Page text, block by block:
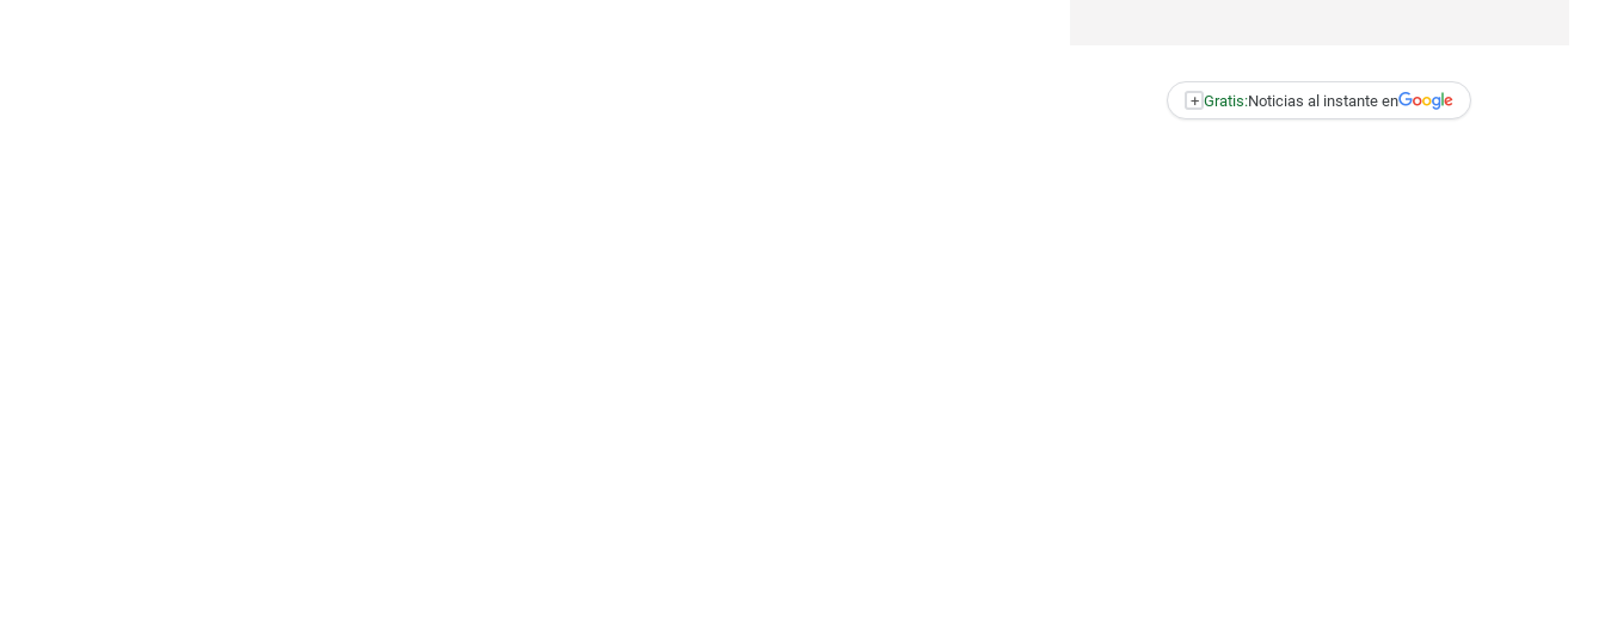
+ Gratis:Noticias al instante en